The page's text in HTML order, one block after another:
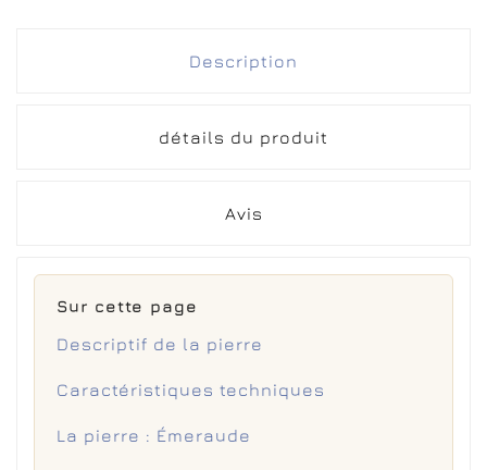
Description
détails du produit
Avis
Sur cette page
Descriptif de la pierre
Caractéristiques techniques
La pierre : Émeraude